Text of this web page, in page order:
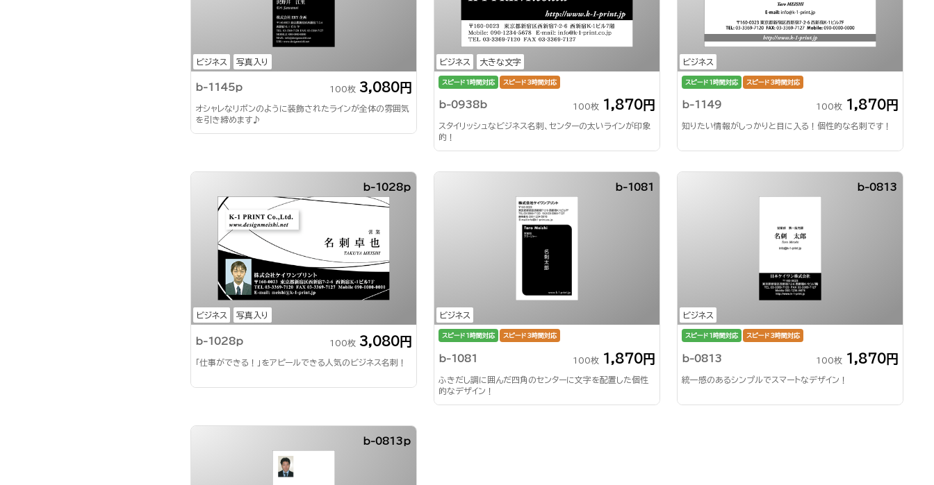
ビジネス 写真入り
b-1145p 100枚 3,080円
オシャレなリボンのように装飾されたラインが全体の雰囲気
を引き締めます♪
ビジネス 大きな文字
スピード1時間対応 スピード3時間対応
b-0938b 100枚 1,870円
スタイリッシュなビジネス名刺、センターの太いラインが印象
的！
ビジネス
スピード1時間対応 スピード3時間対応
b-1149 100枚 1,870円
知りたい情報がしっかりと目に入る！個性的な名刺です！
ビジネス 写真入り
b-1028p
b-1028p 100枚 3,080円
「仕事ができる！」をアピールできる人気のビジネス名刺！
ビジネス
b-1081
スピード1時間対応 スピード3時間対応
b-1081 100枚 1,870円
ふきだし調に囲んだ四角のセンターに文字を配置した個性
的なデザイン！
ビジネス
b-0813
スピード1時間対応 スピード3時間対応
b-0813 100枚 1,870円
統一感のあるシンプルでスマートなデザイン！
b-0813p